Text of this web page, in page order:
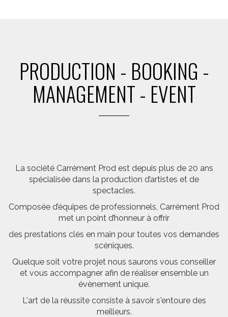
PRODUCTION - BOOKING -
MANAGEMENT - EVENT
La société Carrément Prod est depuis plus de 20 ans
spécialisée dans la production d’artistes et de
spectacles.
Composée d’équipes de professionnels, Carrément Prod
met un point d’honneur à offrir
des prestations clés en main pour toutes vos demandes
scéniques.
Quelque soit votre projet nous saurons vous conseiller
et vous accompagner afin de réaliser ensemble un
évènement unique.
L'art de la réussite consiste à savoir s'entoure des
meilleurs.